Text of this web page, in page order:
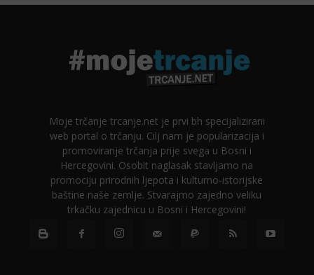
Moje trčanje trcanje.net je prvi bh specijalizirani
web portal o trčanju. Cilj nam je popularizacija i
promoviranje trčanja prije svega u Bosni i
Hercegovini. Osobit naglasak stavljamo na
promociju prirodnih ljepota i kulturno-istorijske
baštine naše zemlje. Stvarajmo zajedno veliku
trkačku zajednicu u Bosni i Hercegovini!